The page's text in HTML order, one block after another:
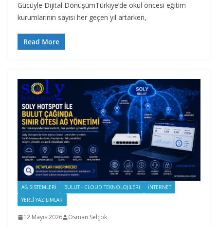
Gücüyle Dijital DönüşümTürkiye’de okul öncesi eğitim
kurumlarının sayısı her geçen yıl artarken,
Read More
AĞ SISTEMLERI BULUT - CLOUD TEKNOLOJILERI
İNTERNET
YERLI YAZILIMLAR
12 Mayıs 2026 Osman Selçok